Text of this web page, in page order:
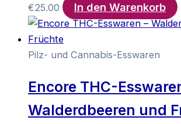
€25.00 In den Warenkorb
Pilz- und Cannabis-Esswaren
Encore THC-
Walderdbeeren und